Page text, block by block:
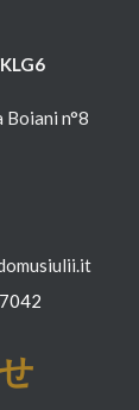
Boiani n°8